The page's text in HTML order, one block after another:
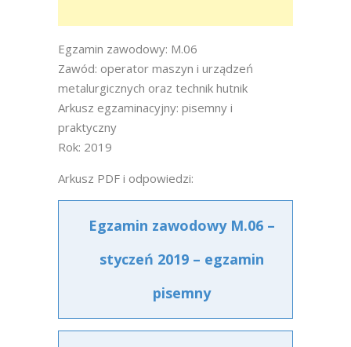
Egzamin zawodowy: M.06
Zawód: operator maszyn i urządzeń
metalurgicznych oraz technik hutnik
Arkusz egzaminacyjny: pisemny i
praktyczny
Rok: 2019
Arkusz PDF i odpowiedzi:
Egzamin zawodowy M.06 –
styczeń 2019 – egzamin
pisemny